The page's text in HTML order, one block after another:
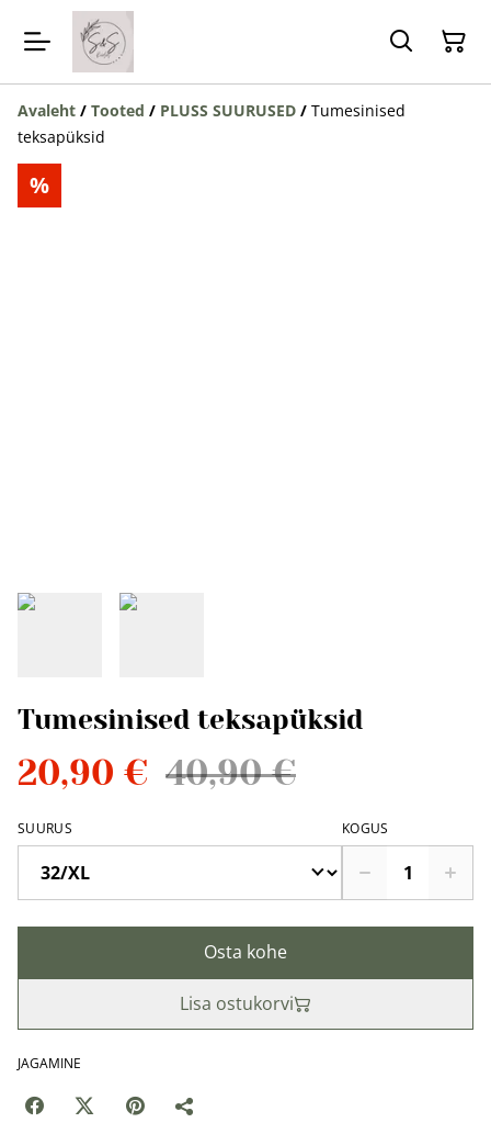
Avaleht / Tooted / PLUSS SUURUSED / Tumesinised
teksapüksid
%
Tumesinised teksapüksid
20,90 € 40,90 €
SUURUS KOGUS
Osta kohe
Lisa ostukorvi
JAGAMINE